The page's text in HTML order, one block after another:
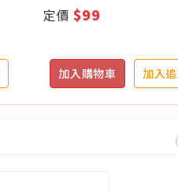
定價$99
加入購物車 加入